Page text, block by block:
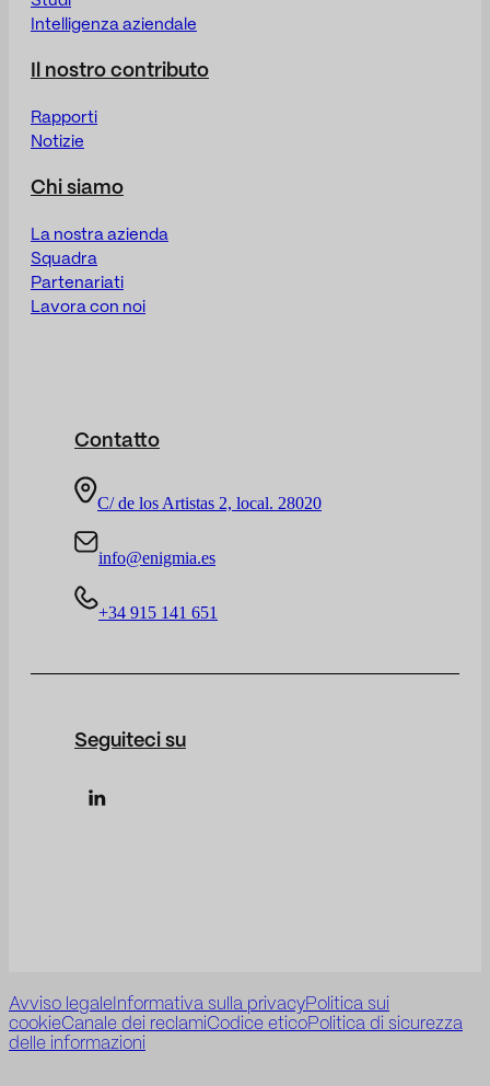
Intelligenza aziendale
Il nostro contributo
Rapporti
Notizie
Chi siamo
La nostra azienda
Squadra
Partenariati
Lavora con noi
Contatto
C/ de los Artistas 2, local. 28020
info@enigmia.es
+34 915 141 651
Seguiteci su
Avviso legale Informativa sulla privacyPolitica sui
cookieCanale dei reclamiCodice eticoPolitica di sicurezza
delle informazioni